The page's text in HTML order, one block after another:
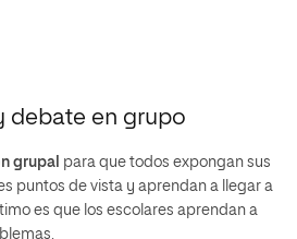
debate en grupo
grupal para que todos expongan sus
puntos de vista y aprendan a llegar a
es que los escolares aprendan a